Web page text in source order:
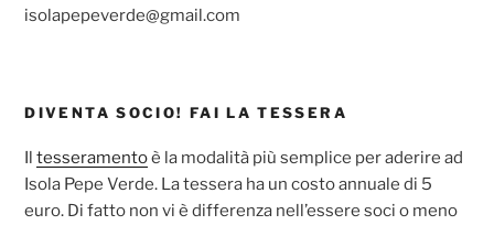
isolapepeverde@gmail.com
DIVENTA SOCIO! FAI LA TESSERA
Iltesseramentoè la modalità più semplice per aderire ad
Isola Pepe Verde. La tessera ha un costo annuale di 5
euro. Di fatto non vi è differenza nell’essere soci o meno